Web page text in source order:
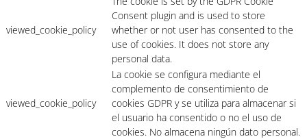
viewed_cookie_policy
Consent plugin and is used to store
whether or not user has consented to the
use of cookies. It does not store any
personal data.
viewed_cookie_policy
La cookie se configura mediante el
complemento de consentimiento de
cookies GDPR y se utiliza para almacenar si
el usuario ha consentido o no el uso de
cookies. No almacena ningún dato personal.